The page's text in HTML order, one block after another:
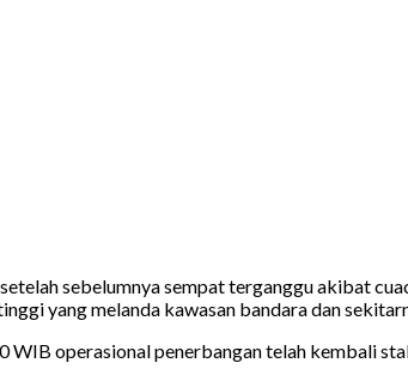
sebelumnya sempat terganggu akibat
yang melanda kawasan bandara dan
WIB operasional penerbangan telah kembali